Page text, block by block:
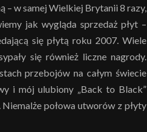
– w samej Wielkiej Brytanii 8 razy,
jak wygląda sprzedaż płyt –
się płytą roku 2007. Wiele
się również liczne nagrody.
przebojów na całym świecie
i mój ulubiony „Back to Black”
Niemalże połowa utworów z płyty